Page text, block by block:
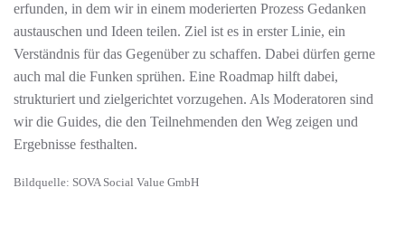
erfunden, in dem wir in einem moderierten Prozess Gedanken
austauschen und Ideen teilen. Ziel ist es in erster Linie, ein
Verständnis für das Gegenüber zu schaffen. Dabei dürfen gerne
auch mal die Funken sprühen. Eine Roadmap hilft dabei,
strukturiert und zielgerichtet vorzugehen. Als Moderatoren sind
wir die Guides, die den Teilnehmenden den Weg zeigen und
Ergebnisse festhalten.
Bildquelle: SOVA Social Value GmbH